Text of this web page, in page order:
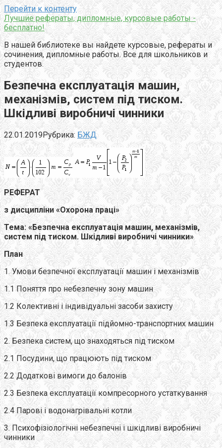
Перейти к контенту
Лучшие рефераты, дипломные, курсовые работы -
бесплатно!
В нашей библиотеке вы найдете курсовые, рефераты и
сочинения, дипломные работы. Все для школьников и
студентов.
Безпечна експлуатація машин,
механізмів, систем під тиском.
Шкідливі виробничі чинники
22.01.2019Рубрика: БЖД
РЕФЕРАТ
з дисципліни «Охорона праці»
Тема: «Безпечна експлуатація машин, механізмів,
систем під тиском. Шкідливі виробничі чинники»
План
1. Умови безпечної експлуатації машин і механізмів
1.1 Поняття про небезпечну зону машин
1.2 Колективні і індивідуальні засоби захисту
1.3 Безпека експлуатації підйомно-транспортних машин
2. Безпека систем, що знаходяться під тиском
2.1 Посудини, що працюють під тиском
2.2 Додаткові вимоги до балонів
2.3 Безпека експлуатації компресорного устаткування
2.4 Парові і водонагрівальні котли
3. Психофізіологічні небезпечні і шкідливі виробничі
чинники